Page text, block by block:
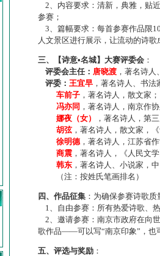
2、内容要求：清新，典雅，贴
参赛；
3、篇幅要求：每首参赛作品限
人文景区进行展示，让流动的诗
三、【诗意•名城】大赛评委会 ：
评委会主任： 唐晓渡 ，著名诗
评委： 王宜早 ，著名诗人、书
车前子 ，著名诗人，散文家；
冯亦同 ，著名诗人，南京作
娜夜（女）
，著名诗人，第
胡弦，著名诗人，散文家，
徐明德，著名诗人，江苏省
商震 ，著名诗人，《人民文
韩东 ，著名诗人、小说家，
（注：按姓氏笔画排名）
四、作品征集 ：为确保参赛诗歌
1、自由参赛：所有热爱诗歌、
2、邀请参赛：南京市政府在向
歌作品——可以写“南京印象”，也
五、评选与奖励 ：